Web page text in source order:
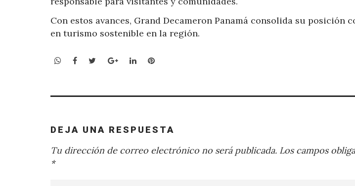
Con estos avances, Grand Decameron Panamá consolida su posición
en turismo sostenible en la región.
WhatsApp
Facebook
TwitterGoogle+LinkedInPinterest
DEJA UNA RESPUESTA
Tu dirección de correo electrónico no será publicada. Los campos
*